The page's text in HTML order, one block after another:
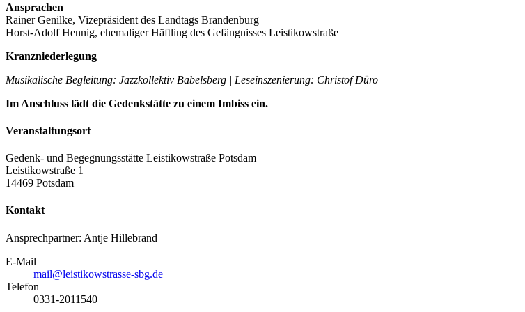
Ansprachen
Rainer Genilke, Vizepräsident des Landtags Brandenburg
Horst-Adolf Hennig, ehemaliger Häftling des Gefängnisses Leistikowstraße
Kranzniederlegung
Musikalische Begleitung: Jazzkollektiv Babelsberg | Leseinszenierung: Christof Düro
Im Anschluss lädt die Gedenkstätte zu einem Imbiss ein.
Veranstaltungsort
Gedenk- und Begegnungsstätte Leistikowstraße Potsdam
Leistikowstraße 1
14469 Potsdam
Kontakt
Ansprechpartner: Antje Hillebrand
E-Mail
mail@leistikowstrasse-sbg.de
Telefon
0331-2011540